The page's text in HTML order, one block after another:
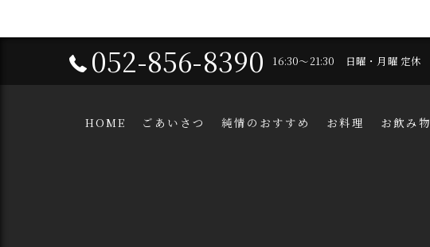
052-856-8390 16:30～21:30 日曜・月曜 定休
HOME ごあいさつ 純情のおすすめ お料理 お飲み物